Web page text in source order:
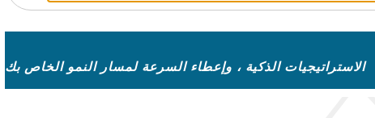
الاستراتيجيات الذكية ، وإعطاء السرعة لمسار النمو الخاص بك